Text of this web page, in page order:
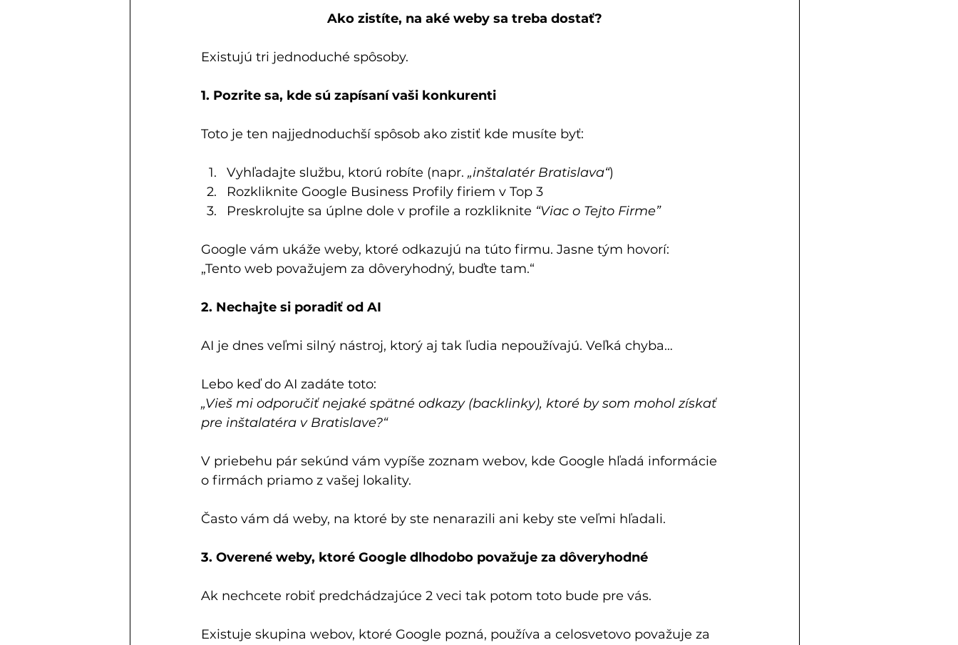
Ako zistíte, na aké weby sa treba dostať?
Existujú tri jednoduché spôsoby.
1. Pozrite sa, kde sú zapísaní vaši konkurenti
Toto je ten najjednoduchší spôsob ako zistiť kde musíte byť:
Vyhľadajte službu, ktorú robíte (napr. „inštalatér Bratislava“)
Rozkliknite Google Business Profily firiem v Top 3
Preskrolujte sa úplne dole v profile a rozkliknite “Viac o Tejto Firme”
Google vám ukáže weby, ktoré odkazujú na túto firmu. Jasne tým hovorí:
„Tento web považujem za dôveryhodný, buďte tam.“
2. Nechajte si poradiť od AI
AI je dnes veľmi silný nástroj, ktorý aj tak ľudia nepoužívajú. Veľká chyba…
Lebo keď do AI zadáte toto:
„Vieš mi odporučiť nejaké spätné odkazy (backlinky), ktoré by som mohol získať
pre inštalatéra v Bratislave?“
V priebehu pár sekúnd vám vypíše zoznam webov, kde Google hľadá informácie
o firmách priamo z vašej lokality.
Často vám dá weby, na ktoré by ste nenarazili ani keby ste veľmi hľadali.
3. Overené weby, ktoré Google dlhodobo považuje za dôveryhodné
Ak nechcete robiť predchádzajúce 2 veci tak potom toto bude pre vás.
Existuje skupina webov, ktoré Google pozná, používa a celosvetovo považuje za